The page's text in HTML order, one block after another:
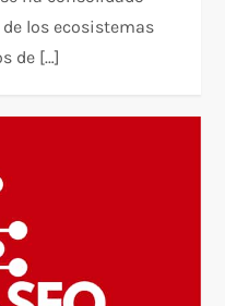
los ecosistemas
de […]